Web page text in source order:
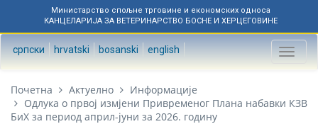
Министарство спољне трговине и економских односа
КАНЦЕЛАРИЈА ЗА ВЕТЕРИНАРСТВО БОСНЕ И ХЕРЦЕГОВИНЕ
српски hrvatski bosanski english
Toggle
Почетна Актуелно
Информације
Одлука о првој измјени Привременог Плана набавки КЗВ
БиХ за период април-јуни за 2026. годину